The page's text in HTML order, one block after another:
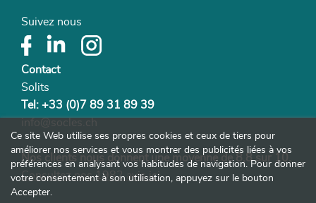
Suivez nous
Contact
Solits
Tel: +33 (0)7 89 31 89 39
info@socles.ch
Nos clients nous donnent une moyenne de 8,8 sur 10.
Consultez nos 1982 avis ici
Ce site Web utilise ses propres cookies et ceux de tiers pour
améliorer nos services et vous montrer des publicités liées à vos
préférences en analysant vos habitudes de navigation. Pour donner
votre consentement à son utilisation, appuyez sur le bouton
Accepter.